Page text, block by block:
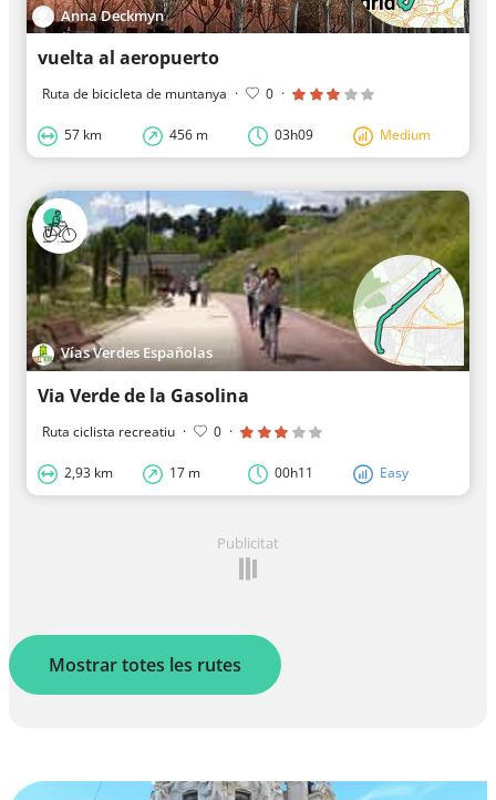
Anna Deckmyn
vuelta al aeropuerto
Ruta de bicicleta de muntanya · 0 ·
57 km 456 m 03h09 Medium
Vías Verdes Españolas
Via Verde de la Gasolina
Ruta ciclista recreatiu · 0 ·
2,93 km 17 m 00h11 Easy
Publicitat
Mostrar totes les rutes